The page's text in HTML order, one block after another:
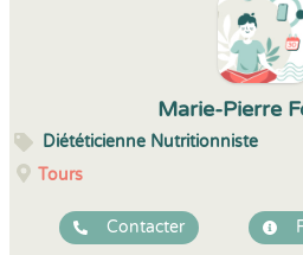
Marie-Pierre
Diététicienne Nutritionniste
Tours
Contacter